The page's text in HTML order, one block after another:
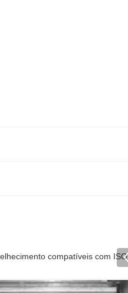
compatíveis com